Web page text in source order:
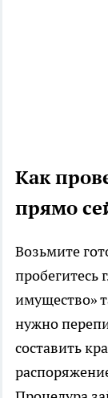
Как
прямо
Возьмите
пробегитесь
имущество»
нужно
составить